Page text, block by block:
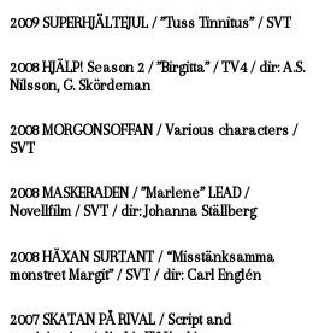
2009 SUPERHJÄLTEJUL / ”Tuss Tinnitus” / SVT
2008 HJÄLP! Season 2 / ”Birgitta” / TV4 / dir: A.S.
Nilsson, G. Skördeman
2008 MORGONSOFFAN / Various characters /
SVT
2008 MASKERADEN / ”Marlene” LEAD /
Novellfilm / SVT / dir: Johanna Ställberg
2008 HÄXAN SURTANT / “Misstänksamma
monstret Margit” / SVT / dir: Carl Englén
2007 SKATAN PÅ RIVAL / Script and